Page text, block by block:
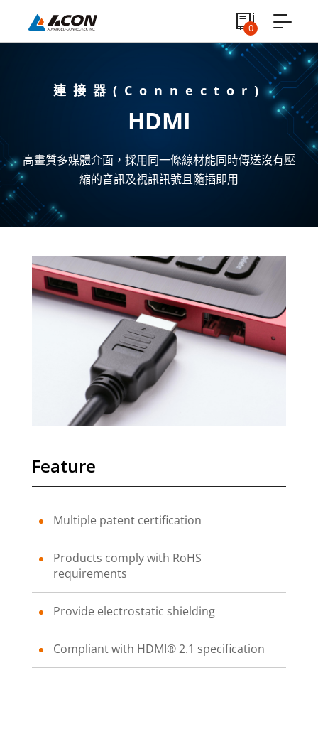
0
連接器(Connector)
HDMI
高畫質多媒體介面，採用同一條線材能同時傳送沒有壓
縮的音訊及視訊訊號且隨插即用
Feature
Multiple patent certification
Products comply with RoHS
requirements
Provide electrostatic shielding
Compliant with HDMI® 2.1 specification